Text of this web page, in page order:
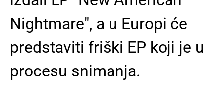
Nightmare", a u Europi će
predstaviti friški EP koji je u
procesu snimanja.